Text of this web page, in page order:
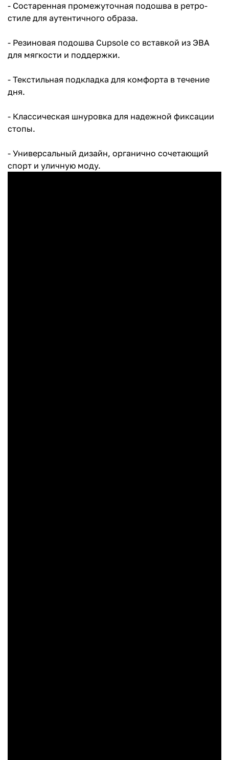
- Состаренная промежуточная подошва в ретро-
стиле для аутентичного образа.
- Резиновая подошва Cupsole со вставкой из ЭВА
для мягкости и поддержки.
- Текстильная подкладка для комфорта в течение
дня.
- Классическая шнуровка для надежной фиксации
стопы.
- Универсальный дизайн, органично сочетающий
спорт и уличную моду.